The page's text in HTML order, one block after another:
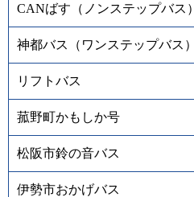
CANばす（ノンステップバス）
神都バス（ワンステップバス）
リフトバス
菰野町かもしか号
松阪市鈴の音バス
伊勢市おかげバス